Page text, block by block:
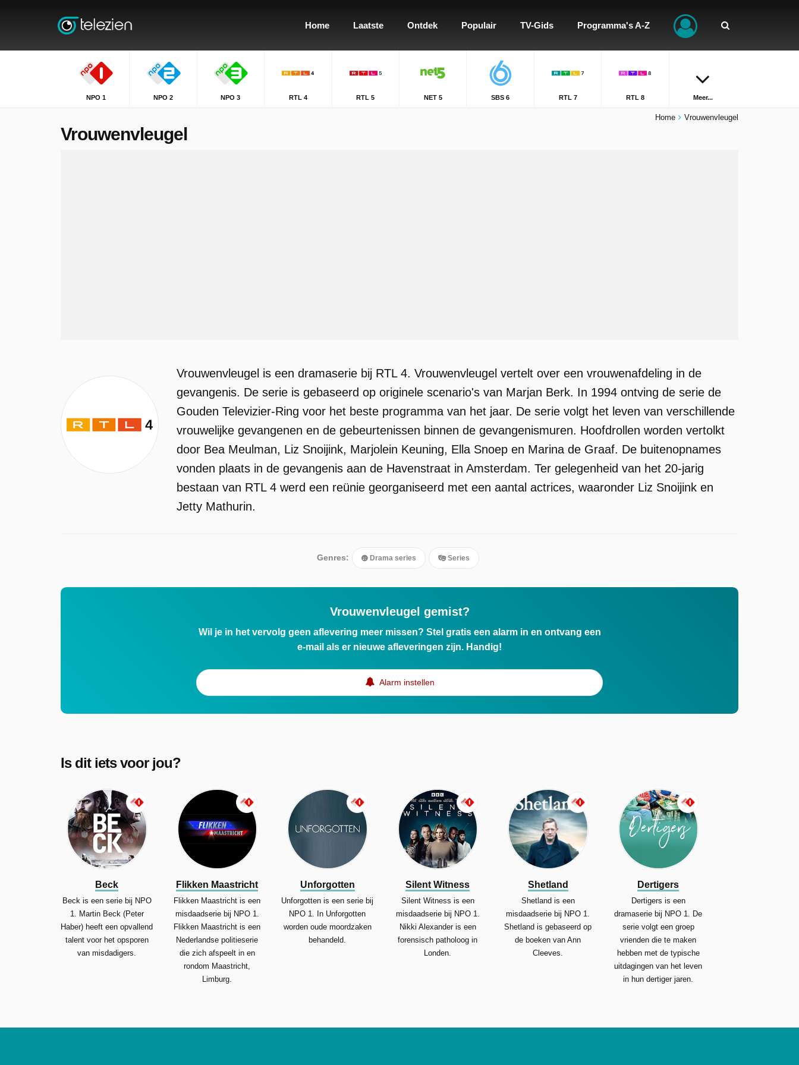
Home Laatste Ontdek Populair TV-Gids Programma's A-Z
NPO 1 NPO 2 NPO 3 RTL 4 RTL 5 NET 5 SBS 6 RTL 7 RTL 8 Meer...
Home Vrouwenvleugel
Vrouwenvleugel
Vrouwenvleugel is een dramaserie bij RTL 4. Vrouwenvleugel vertelt over een vrouwenafdeling in de
gevangenis. De serie is gebaseerd op originele scenario's van Marjan Berk. In 1994 ontving de serie de
Gouden Televizier-Ring voor het beste programma van het jaar. De serie volgt het leven van verschillende
vrouwelijke gevangenen en de gebeurtenissen binnen de gevangenismuren. Hoofdrollen worden vertolkt
door Bea Meulman, Liz Snoijink, Marjolein Keuning, Ella Snoep en Marina de Graaf. De buitenopnames
vonden plaats in de gevangenis aan de Havenstraat in Amsterdam. Ter gelegenheid van het 20-jarig
bestaan van RTL 4 werd een reünie georganiseerd met een aantal actrices, waaronder Liz Snoijink en
Jetty Mathurin.
Genres: Drama series Series
Vrouwenvleugel gemist?
Wil je in het vervolg geen aflevering meer missen? Stel gratis een alarm in en ontvang een
e-mail als er nieuwe afleveringen zijn. Handig!
Alarm instellen
Is dit iets voor jou?
Beck
Beck is een serie bij NPO
1. Martin Beck (Peter
Haber) heeft een opvallend
talent voor het opsporen
van misdadigers.
Flikken Maastricht
Flikken Maastricht is een
misdaadserie bij NPO 1.
Flikken Maastricht is een
Nederlandse politieserie
die zich afspeelt in en
rondom Maastricht,
Limburg.
Unforgotten
Unforgotten is een serie bij
NPO 1. In Unforgotten
worden oude moordzaken
behandeld.
Silent Witness
Silent Witness is een
misdaadserie bij NPO 1.
Nikki Alexander is een
forensisch patholoog in
Londen.
Shetland
Shetland is een
misdaadserie bij NPO 1.
Shetland is gebaseerd op
de boeken van Ann
Cleeves.
Dertigers
Dertigers is een
dramaserie bij NPO 1. De
serie volgt een groep
vrienden die te maken
hebben met de typische
uitdagingen van het leven
in hun dertiger jaren.